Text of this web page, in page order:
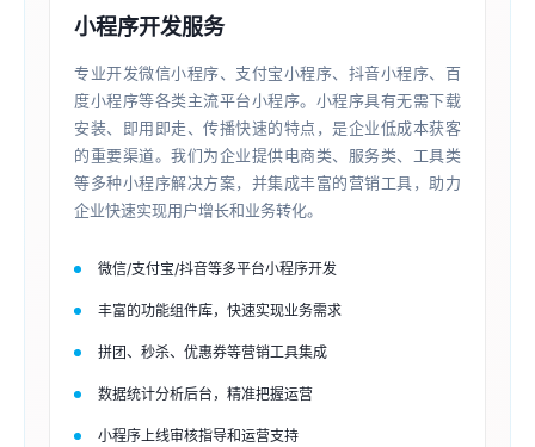
小程序开发服务
专业开发微信小程序、支付宝小程序、抖音小程序、百
度小程序等各类主流平台小程序。小程序具有无需下载
安装、即用即走、传播快速的特点，是企业低成本获客
的重要渠道。我们为企业提供电商类、服务类、工具类
等多种小程序解决方案，并集成丰富的营销工具，助力
企业快速实现用户增长和业务转化。
微信/支付宝/抖音等多平台小程序开发
丰富的功能组件库，快速实现业务需求
拼团、秒杀、优惠券等营销工具集成
数据统计分析后台，精准把握运营
小程序上线审核指导和运营支持